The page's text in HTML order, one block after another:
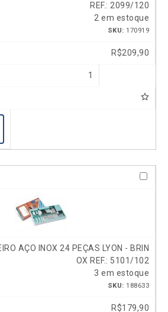
REF.: 2099/120
2 em estoque
SKU: 170919
R$209,90
1
AÇO INOX 24 PEÇAS LYON - BRIN
OX REF.: 5101/102
3 em estoque
SKU: 188633
R$179,90